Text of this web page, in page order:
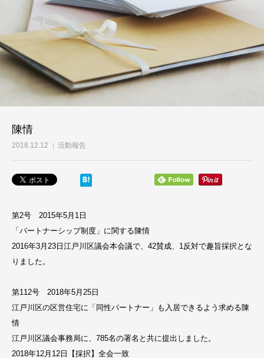
陳情
2018.12.12 活動報告
第2号 2015年5月1日
「パートナーシップ制度」に関する陳情
2016年3月23日江戸川区議会本会議で、42賛成、1反対で趣旨採択とな
りました。
​第112号 2018年5月25日
江戸川区の区営住宅に「同性パートナー」も入居できるよう求める陳
情
江戸川区議会事務局に、785名の署名と共に提出しました。
2018年12月12日【採択】全会一致